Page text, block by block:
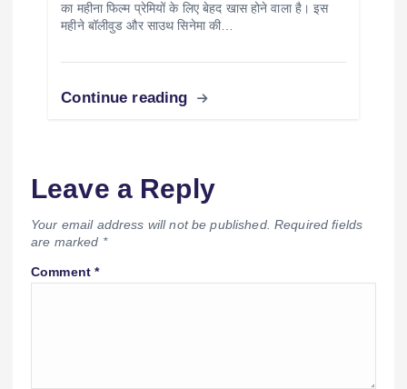
का महीना फिल्म प्रेमियों के लिए बेहद खास होने वाला है। इस
महीने बॉलीवुड और साउथ सिनेमा की…
Continue reading
Leave a Reply
Your email address will not be published. Required fields
are marked *
Comment*